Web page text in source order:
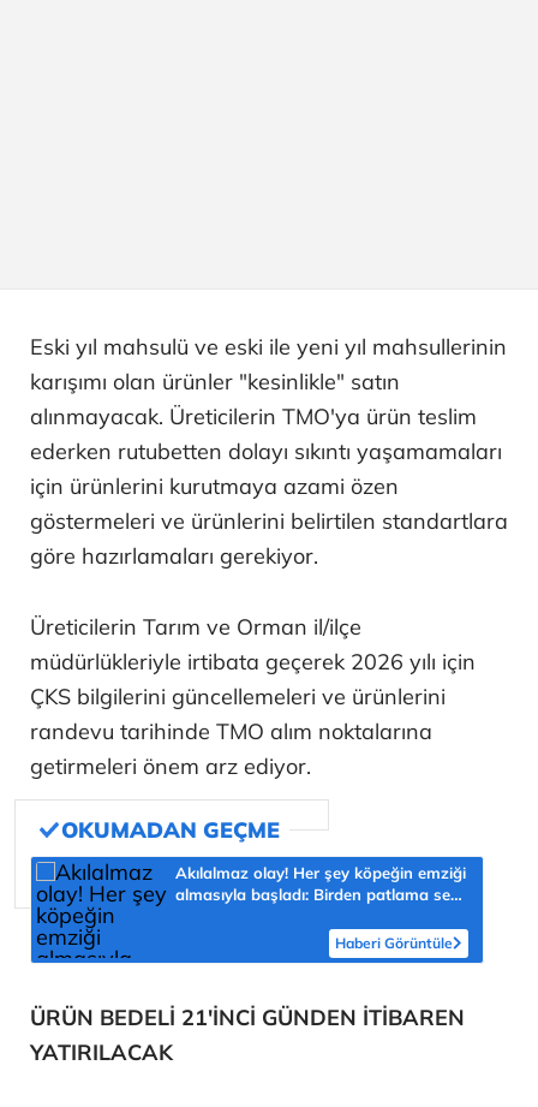
Eski yıl mahsulü ve eski ile yeni yıl mahsullerinin
karışımı olan ürünler "kesinlikle" satın
alınmayacak. Üreticilerin TMO'ya ürün teslim
ederken rutubetten dolayı sıkıntı yaşamamaları
için ürünlerini kurutmaya azami özen
göstermeleri ve ürünlerini belirtilen standartlara
göre hazırlamaları gerekiyor.
Üreticilerin Tarım ve Orman il/ilçe
müdürlükleriyle irtibata geçerek 2026 yılı için
ÇKS bilgilerini güncellemeleri ve ürünlerini
randevu tarihinde TMO alım noktalarına
getirmeleri önem arz ediyor.
Akılalmaz olay! Her şey köpeğin emziği
almasıyla başladı: Birden patlama sesi
Haberi Görüntüle
ÜRÜN BEDELİ 21'İNCİ GÜNDEN İTİBAREN
YATIRILACAK